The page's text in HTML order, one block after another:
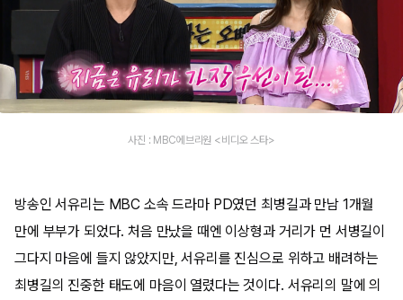
사진 : MBC에브리원 <비디오 스타>
방송인 서유리는 MBC 소속 드라마 PD였던 최병길과 만남 1개월
만에 부부가 되었다. 처음 만났을 때엔 이상형과 거리가 먼 서병길이
그다지 마음에 들지 않았지만, 서유리를 진심으로 위하고 배려하는
최병길의 진중한 태도에 마음이 열렸다는 것이다. 서유리의 말에 의